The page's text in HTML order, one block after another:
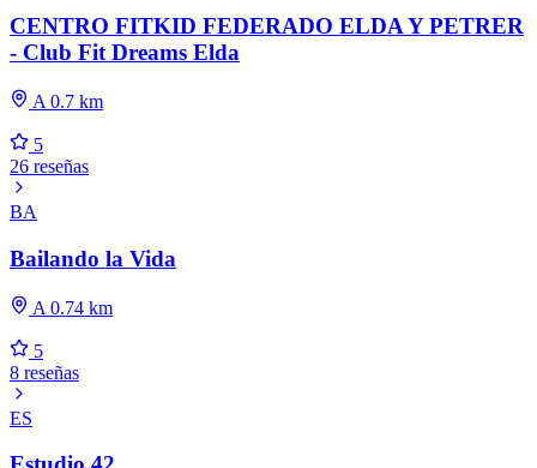
CENTRO FITKID FEDERADO ELDA Y PETRER
- Club Fit Dreams Elda
A 0.7 km
5
26 reseñas
BA
Bailando la Vida
A 0.74 km
5
8 reseñas
ES